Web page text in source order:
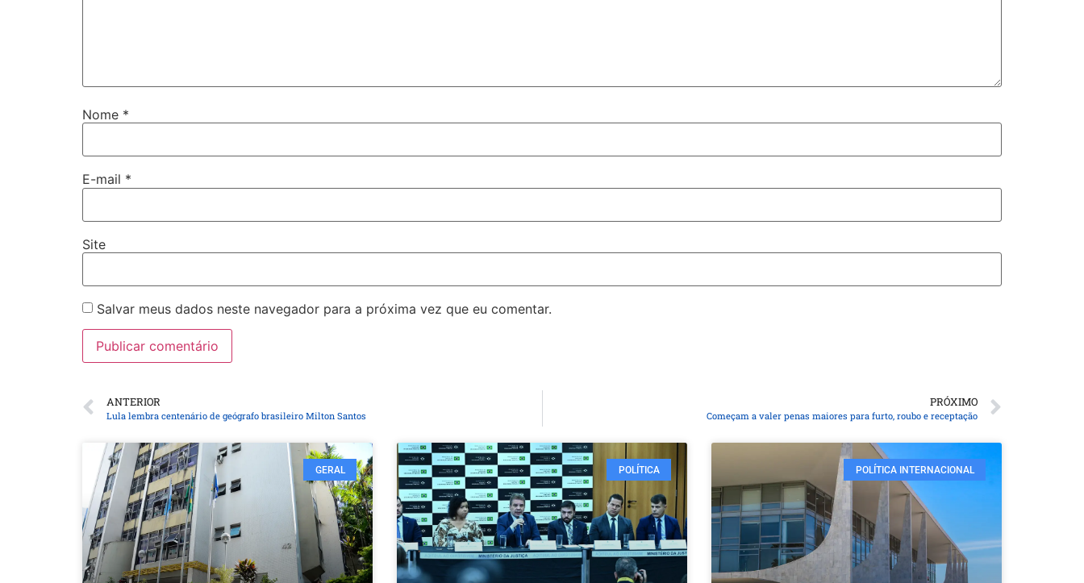
Nome *
E-mail *
Site
Salvar meus dados neste navegador para a próxima vez que eu comentar.
ANTERIOR
Lula lembra centenário de geógrafo brasileiro Milton Santos
PRÓXIMO
Começam a valer penas maiores para furto, roubo e receptação
GERAL POLÍTICA POLÍTICA INTERNACIONAL